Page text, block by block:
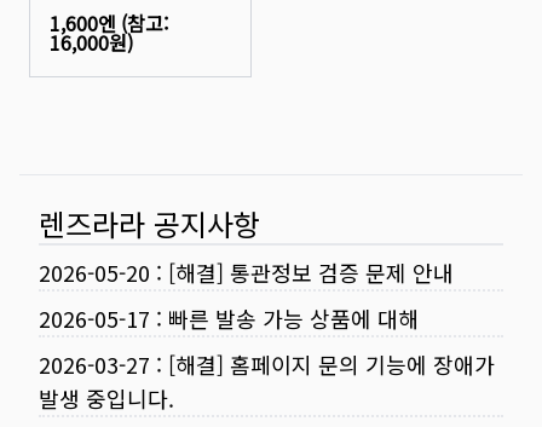
1,600엔 (참고:
16,000원)
렌즈라라 공지사항
2026-05-20 : [해결] 통관정보 검증 문제 안내
2026-05-17 : 빠른 발송 가능 상품에 대해
2026-03-27 : [해결] 홈페이지 문의 기능에 장애가
발생 중입니다.